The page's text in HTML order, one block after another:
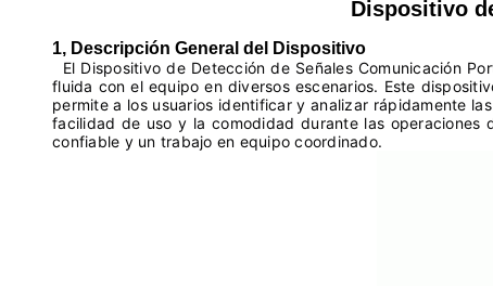
Dispositivo
1, Descripción General del Dispositivo
El Dispositivo de Detección de Señales Comunicación
fluida con el equipo en diversos escenarios. Este
permite a los usuarios identificar y analizar rápidamente
facilidad de uso y la comodidad durante las operaciones
confiable y un trabajo en equipo coordinado.